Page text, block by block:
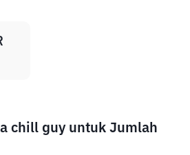
chill guy untuk Jumlah